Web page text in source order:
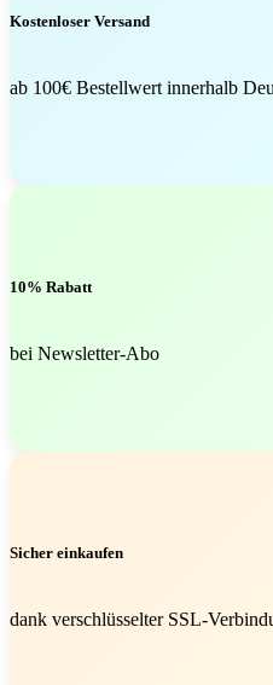
Kostenloser Versand
ab 100€ Bestellwert innerhalb
10% Rabatt
bei Newsletter-Abo
Sicher einkaufen
dank verschlüsselter SSL-